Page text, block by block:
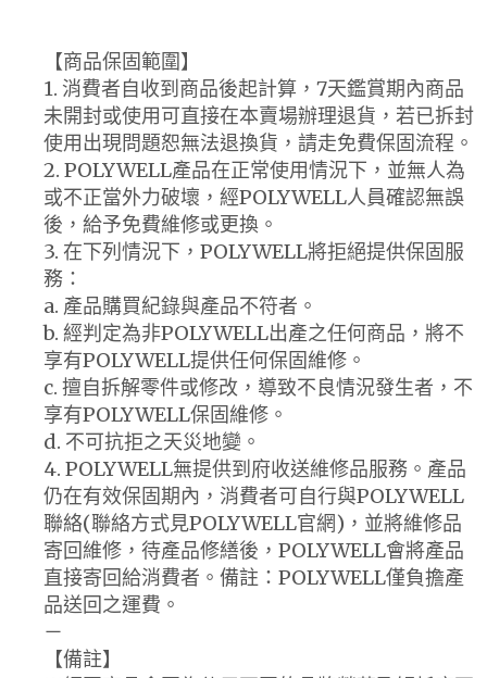
【商品保固範圍】
1. 消費者自收到商品後起計算，7天鑑賞期內商品
未開封或使用可直接在本賣場辦理退貨，若已拆封
使用出現問題恕無法退換貨，請走免費保固流程。
2. POLYWELL產品在正常使用情況下，並無人為
或不正當外力破壞，經POLYWELL人員確認無誤
後，給予免費維修或更換。
3. 在下列情況下，POLYWELL將拒絕提供保固服
務：
a. 產品購買紀錄與產品不符者。
b. 經判定為非POLYWELL出產之任何商品，將不
享有POLYWELL提供任何保固維修。
c. 擅自拆解零件或修改，導致不良情況發生者，不
享有POLYWELL保固維修。
d. 不可抗拒之天災地變。
4. POLYWELL無提供到府收送維修品服務。產品
仍在有效保固期內，消費者可自行與POLYWELL
聯絡(聯絡方式見POLYWELL官網)，並將維修品
寄回維修，待產品修繕後，POLYWELL會將產品
直接寄回給消費者。備註：POLYWELL僅負擔產
品送回之運費。
－
【備註】